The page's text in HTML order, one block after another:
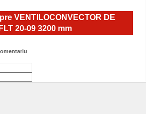
VENTILOCONVECTOR DE
20-09 3200 mm